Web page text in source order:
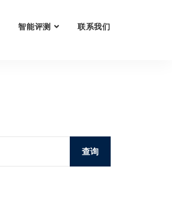
智能评测 联系我们